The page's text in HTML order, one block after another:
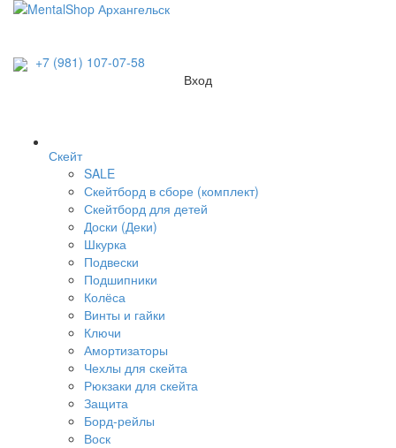
+7 (981) 107-07-58
Вход
Скейт
SALE
Скейтборд в сборе (комплект)
Скейтборд для детей
Доски (Деки)
Шкурка
Подвески
Подшипники
Колёса
Винты и гайки
Ключи
Амортизаторы
Чехлы для скейта
Рюкзаки для скейта
Защита
Борд-рейлы
Воск